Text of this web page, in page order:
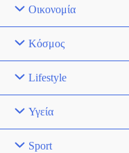
Οικονομία
Κόσμος
Lifestyle
Υγεία
Sport